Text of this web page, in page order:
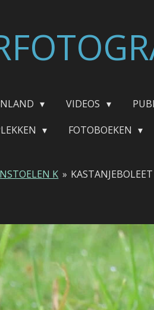
VIDEOS
FOTOBOEKEN
K » KASTANJEBOLEET